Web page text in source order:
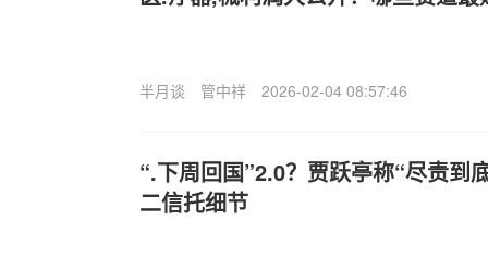
半月谈 管中祥 2026-02-04 08:57:46
“.下周回国”2.0？贾跃亭称“尽责到
二信托细节